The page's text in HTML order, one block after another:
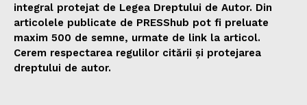
integral protejat de Legea Dreptului de Autor. Din
articolele publicate de PRESShub pot fi preluate
maxim 500 de semne, urmate de link la articol.
Cerem respectarea regulilor citării și protejarea
dreptului de autor.